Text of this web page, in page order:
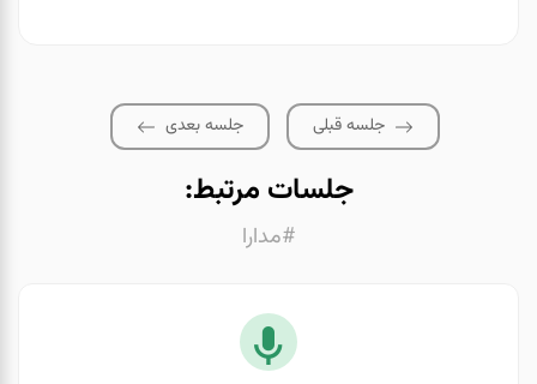
جلسه قبلی جلسه بعدی
جلسات مرتبط:
#مدارا